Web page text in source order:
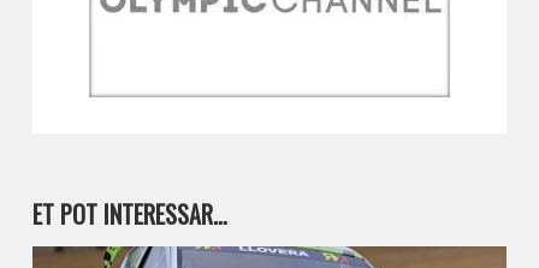
ET POT INTERESSAR…